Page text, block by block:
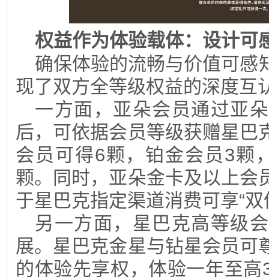
权益作为体验载体：设计可
确保体验的流畅与价值可感
现了双方全等级权益的深度互
一方面，亚朵会员通过亚
后，可依据会员等级获赠星巴
会员可得6颗，铂金会员3颗
颗。同时，亚朵金卡及以上会
于星巴克指定渠道消费可享“双
另一方面，星巴克高等级
展。星巴克金星与钻星会员可
的体验先享权，体验一年至